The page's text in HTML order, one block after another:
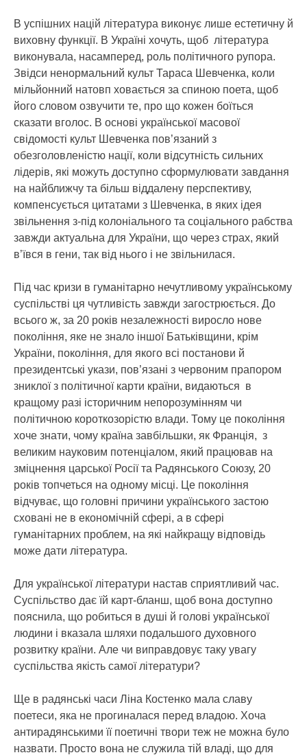
В успішних націй література виконує лише естетичну й
виховну функції. В Україні хочуть, щоб література
виконувала, насамперед, роль політичного рупора.
Звідси ненормальний культ Тараса Шевченка, коли
мільйонний натовп ховається за спиною поета, щоб
його словом озвучити те, про що кожен боїться
сказати вголос. В основі української масової
свідомості культ Шевченка пов’язаний з
обезголовленістю нації, коли відсутність сильних
лідерів, які можуть доступно сформулювати завдання
на найближчу та більш віддалену перспективу,
компенсується цитатами з Шевченка, в яких ідея
звільнення з-під колоніального та соціального рабства
завжди актуальна для України, що через страх, який
в’ївся в гени, так від нього і не звільнилася.
Під час кризи в гуманітарно нечутливому українському
суспільстві ця чутливість завжди загострюється. До
всього ж, за 20 років незалежності виросло нове
покоління, яке не знало іншої Батьківщини, крім
України, покоління, для якого всі постанови й
президентські укази, пов’язані з червоним прапором
зниклої з політичної карти країни, видаються в
кращому разі історичним непорозумінням чи
політичною короткозорістю влади. Тому це покоління
хоче знати, чому країна завбільшки, як Франція, з
великим науковим потенціалом, який працював на
зміцнення царської Росії та Радянського Союзу, 20
років топчеться на одному місці. Це покоління
відчуває, що головні причини українського застою
сховані не в економічній сфері, а в сфері
гуманітарних проблем, на які найкращу відповідь
може дати література.
Для української літератури настав сприятливий час.
Суспільство дає їй карт-бланш, щоб вона доступно
пояснила, що робиться в душі й голові української
людини і вказала шляхи подальшого духовного
розвитку країни. Але чи виправдовує таку увагу
суспільства якість самої літератури?
Ще в радянські часи Ліна Костенко мала славу
поетеси, яка не прогиналася перед владою. Хоча
антирадянськими її поетичні твори теж не можна було
назвати. Просто вона не служила тій владі, що для